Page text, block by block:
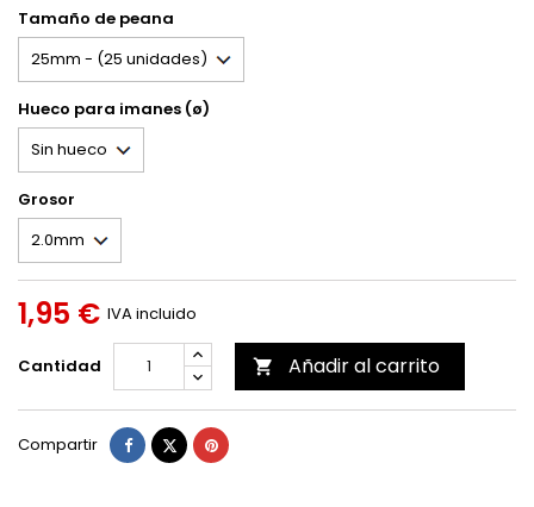
Tamaño de peana
Hueco para imanes (ø)
Grosor
1,95 € IVA incluido
Cantidad  Añadir al carrito
Compartir Compartir
TuitearPinterest